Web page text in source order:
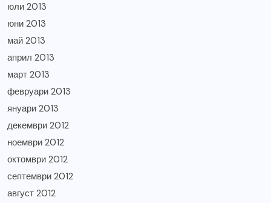
юли 2013
юни 2013
май 2013
април 2013
март 2013
февруари 2013
януари 2013
декември 2012
ноември 2012
октомври 2012
септември 2012
август 2012